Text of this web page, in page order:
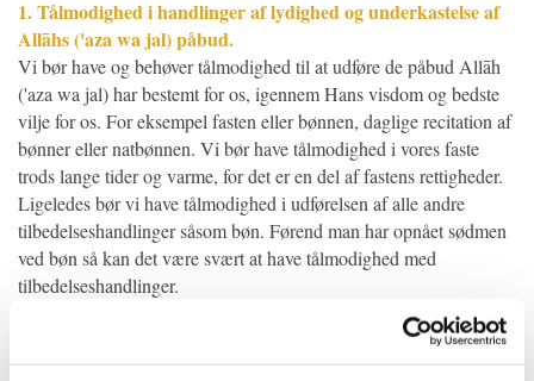
1. Tålmodighed i handlinger af lydighed og underkastelse af
Allāhs ('aza wa jal) påbud.
Vi bør have og behøver tålmodighed til at udføre de påbud Allāh
('aza wa jal) har bestemt for os, igennem Hans visdom og bedste
vilje for os. For eksempel fasten eller bønnen, daglige recitation af
bønner eller natbønnen. Vi bør have tålmodighed i vores faste
trods lange tider og varme, for det er en del af fastens rettigheder.
Ligeledes bør vi have tålmodighed i udførelsen af alle andre
tilbedelseshandlinger såsom bøn. Førend man har opnået sødmen
ved bøn så kan det være svært at have tålmodighed med
tilbedelseshandlinger.
Det kan være svært igennem sygdom, træthed, stress mm. Allāh
('aza wa jal) ønsker ikke at bebyrde os og har ikke gjort religionen
svær for os, men manglende tålmodighed i tilbedelseshandlinger